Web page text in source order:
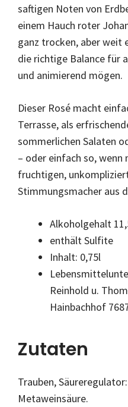
saftigen Noten von
einem Hauch roter
ganz trocken, aber weit
die richtige Balance für
und animierend mögen.
Dieser Rosé macht
Terrasse, als
sommerlichen Salaten
– oder einfach so, wenn
fruchtigen,
Stimmungsmacher aus
Alkoholgehalt
enthält Sulfite
Inhalt: 0,75l
Reinhold u.
Hainbachhof
Zutaten
Trauben,
Metaweinsäure.